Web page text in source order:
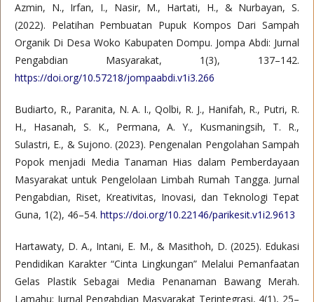
Azmin, N., Irfan, I., Nasir, M., Hartati, H., & Nurbayan, S.
(2022). Pelatihan Pembuatan Pupuk Kompos Dari Sampah
Organik Di Desa Woko Kabupaten Dompu. Jompa Abdi: Jurnal
Pengabdian Masyarakat, 1(3), 137–142.
https://doi.org/10.57218/jompaabdi.v1i3.266
Budiarto, R., Paranita, N. A. I., Qolbi, R. J., Hanifah, R., Putri, R.
H., Hasanah, S. K., Permana, A. Y., Kusmaningsih, T. R.,
Sulastri, E., & Sujono. (2023). Pengenalan Pengolahan Sampah
Popok menjadi Media Tanaman Hias dalam Pemberdayaan
Masyarakat untuk Pengelolaan Limbah Rumah Tangga. Jurnal
Pengabdian, Riset, Kreativitas, Inovasi, dan Teknologi Tepat
Guna, 1(2), 46–54. https://doi.org/10.22146/parikesit.v1i2.9613
Hartawaty, D. A., Intani, E. M., & Masithoh, D. (2025). Edukasi
Pendidikan Karakter “Cinta Lingkungan” Melalui Pemanfaatan
Gelas Plastik Sebagai Media Penanaman Bawang Merah.
Lamahu: Jurnal Pengabdian Masyarakat Terintegrasi, 4(1), 25–